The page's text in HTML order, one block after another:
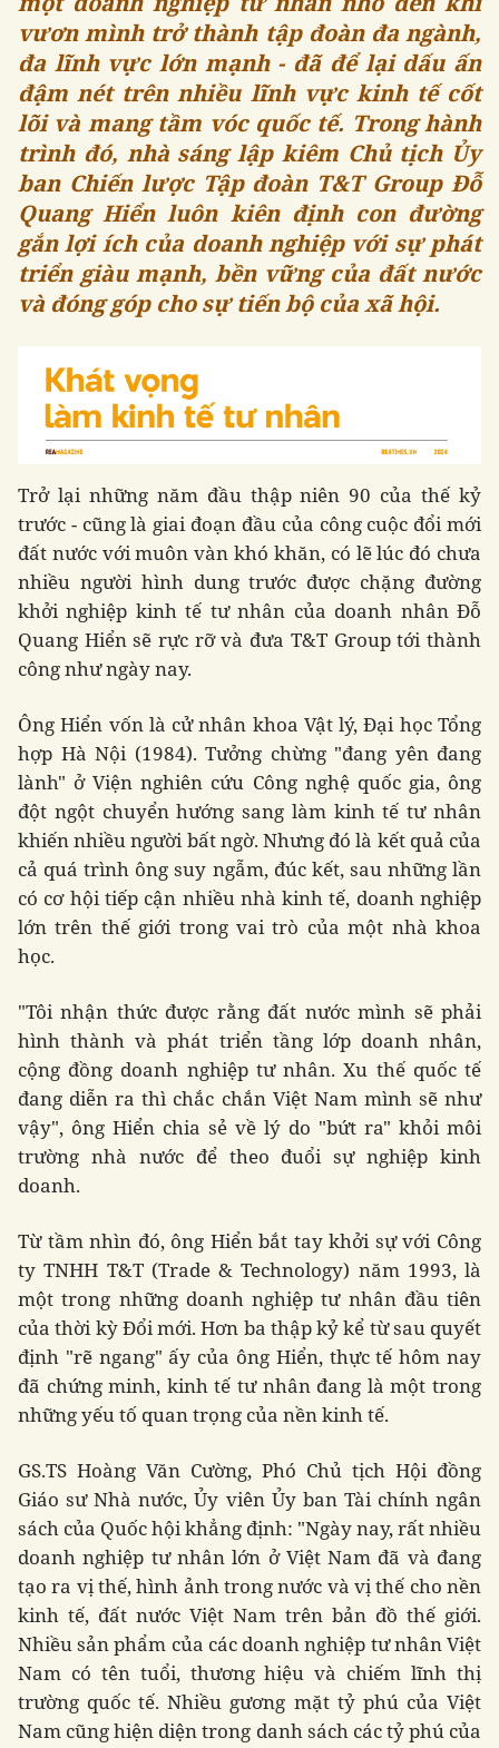
vươn mình trở thành tập đoàn đa ngành,
đa lĩnh vực lớn mạnh - đã để lại dấu ấn
đậm nét trên nhiều lĩnh vực kinh tế cốt
lõi và mang tầm vóc quốc tế. Trong hành
trình đó, nhà sáng lập kiêm Chủ tịch Ủy
ban Chiến lược Tập đoàn T&T Group Đỗ
Quang Hiển luôn kiên định con đường
gắn lợi ích của doanh nghiệp với sự phát
triển giàu mạnh, bền vững của đất nước
và đóng góp cho sự tiến bộ của xã hội.
Trở lại những năm đầu thập niên 90 của thế kỷ
trước - cũng là giai đoạn đầu của công cuộc đổi mới
đất nước với muôn vàn khó khăn, có lẽ lúc đó chưa
nhiều người hình dung trước được chặng đường
khởi nghiệp kinh tế tư nhân của doanh nhân Đỗ
Quang Hiển sẽ rực rỡ và đưa T&T Group tới thành
công như ngày nay.
Ông Hiển vốn là cử nhân khoa Vật lý, Đại học Tổng
hợp Hà Nội (1984). Tưởng chừng "đang yên đang
lành" ở Viện nghiên cứu Công nghệ quốc gia, ông
đột ngột chuyển hướng sang làm kinh tế tư nhân
khiến nhiều người bất ngờ. Nhưng đó là kết quả của
cả quá trình ông suy ngẫm, đúc kết, sau những lần
có cơ hội tiếp cận nhiều nhà kinh tế, doanh nghiệp
lớn trên thế giới trong vai trò của một nhà khoa
học.
"Tôi nhận thức được rằng đất nước mình sẽ phải
hình thành và phát triển tầng lớp doanh nhân,
cộng đồng doanh nghiệp tư nhân. Xu thế quốc tế
đang diễn ra thì chắc chắn Việt Nam mình sẽ như
vậy", ông Hiển chia sẻ về lý do "bứt ra" khỏi môi
trường nhà nước để theo đuổi sự nghiệp kinh
doanh.
Từ tầm nhìn đó, ông Hiển bắt tay khởi sự với Công
ty TNHH T&T (Trade & Technology) năm 1993, là
một trong những doanh nghiệp tư nhân đầu tiên
của thời kỳ Đổi mới. Hơn ba thập kỷ kể từ sau quyết
định "rẽ ngang" ấy của ông Hiển, thực tế hôm nay
đã chứng minh, kinh tế tư nhân đang là một trong
những yếu tố quan trọng của nền kinh tế.
GS.TS Hoàng Văn Cường, Phó Chủ tịch Hội đồng
Giáo sư Nhà nước, Ủy viên Ủy ban Tài chính ngân
sách của Quốc hội khẳng định: "Ngày nay, rất nhiều
doanh nghiệp tư nhân lớn ở Việt Nam đã và đang
tạo ra vị thế, hình ảnh trong nước và vị thế cho nền
kinh tế, đất nước Việt Nam trên bản đồ thế giới.
Nhiều sản phẩm của các doanh nghiệp tư nhân Việt
Nam có tên tuổi, thương hiệu và chiếm lĩnh thị
trường quốc tế. Nhiều gương mặt tỷ phú của Việt
Nam cũng hiện diện trong danh sách các tỷ phú của